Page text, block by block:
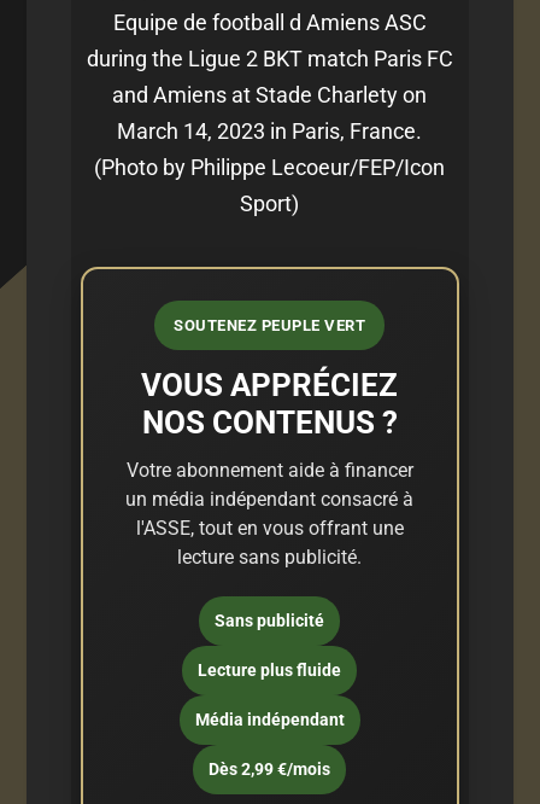
Equipe de football d Amiens ASC
during the Ligue 2 BKT match Paris FC
and Amiens at Stade Charlety on
March 14, 2023 in Paris, France.
(Photo by Philippe Lecoeur/FEP/Icon
Sport)
SOUTENEZ PEUPLE VERT
VOUS APPRÉCIEZ
NOS CONTENUS ?
Votre abonnement aide à financer
un média indépendant consacré à
l'ASSE, tout en vous offrant une
lecture sans publicité.
Sans publicité
Lecture plus fluide
Média indépendant
Dès 2,99 €/mois